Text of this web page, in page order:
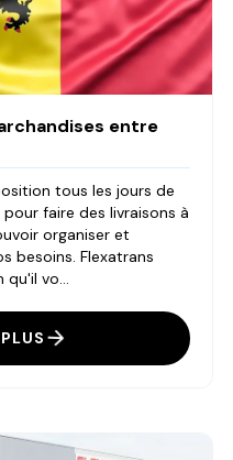
entre
tous les jours de
faire des livraisons à
organiser et
besoins. Flexatrans
vo...